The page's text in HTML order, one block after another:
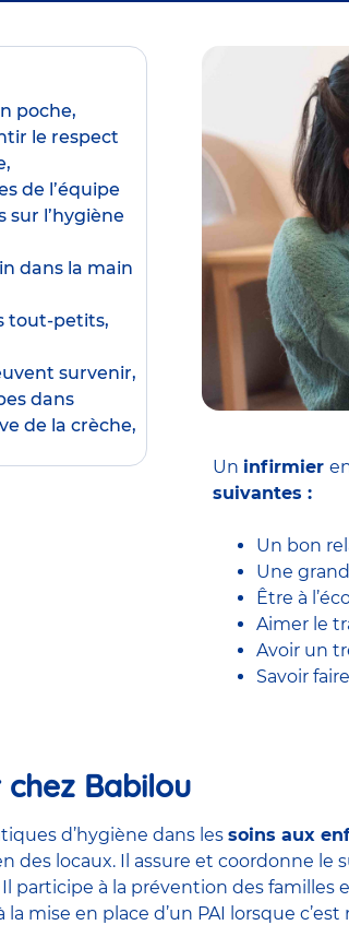
poche,
le respect
de l’équipe
l’hygiène
dans la main
tout-petits,
survenir,
dans
de la crèche,
Un infirmier
suivantes :
Un bon
Une
Être à
Aimer le
Avoir un
Savoir
chez Babilou
d’hygiène dans les soins aux
des locaux. Il assure et coordonne le
participe à la prévention des familles
mise en place d’un PAI lorsque